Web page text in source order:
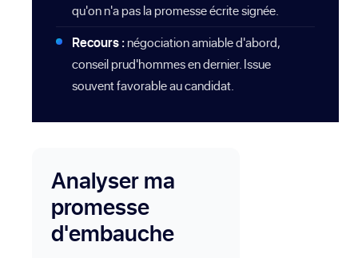
qu'on n'a pas la promesse écrite signée.
Recours :négociation amiable d'abord,
conseil prud'hommes en dernier. Issue
souvent favorable au candidat.
Analyser ma
promesse
d'embauche